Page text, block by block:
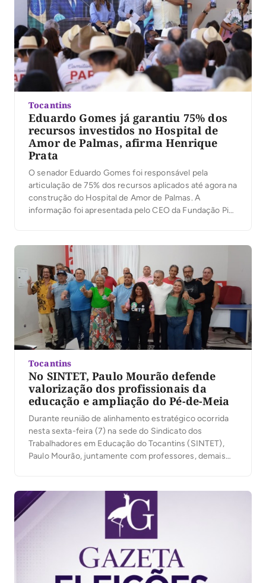
Tocantins
Eduardo Gomes já garantiu 75% dos
recursos investidos no Hospital de
Amor de Palmas, afirma Henrique
Prata
O senador Eduardo Gomes foi responsável pela
articulação de 75% dos recursos aplicados até agora na
construção do Hospital de Amor de Palmas. A
informação foi apresentada pelo CEO da Fundação Pio
e Maranhão, realizado neste sábado (8), na […]
Tocantins
No SINTET, Paulo Mourão defende
valorização dos profissionais da
educação e ampliação do Pé-de-Meia
Durante reunião de alinhamento estratégico ocorrida
nesta sexta-feira (7) na sede do Sindicato dos
Trabalhadores em Educação do Tocantins (SINTET),
Paulo Mourão, juntamente com professores, demais
candidaturas que apoiam o governo Lula e melhorias na
educação. Paulo Mourão exaltou a história de Lula, […]